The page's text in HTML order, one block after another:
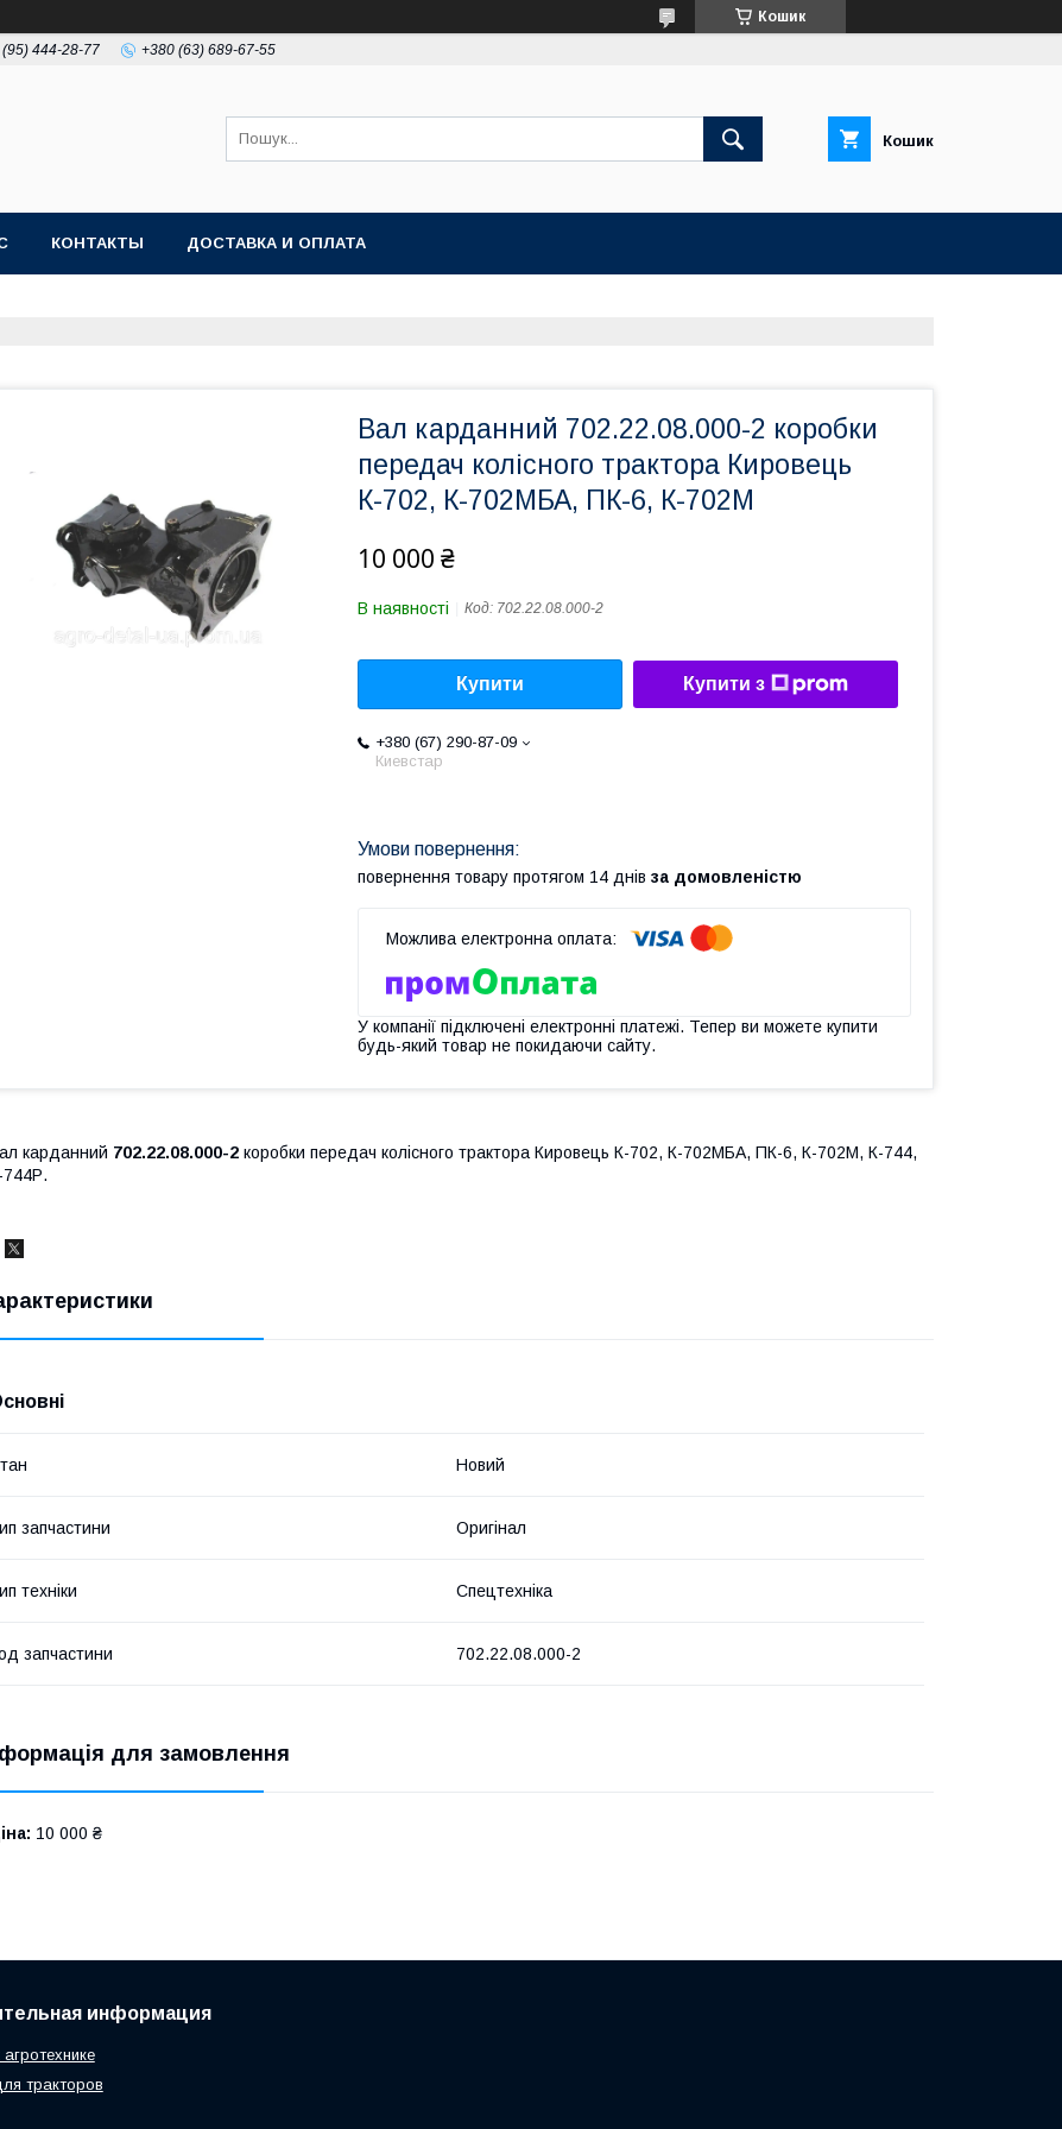
Кошик
444-28-77 +380 (63) 689-67-55
Кошик
КОНТАКТЫ ДОСТАВКА И ОПЛАТА
Вал карданний 702.22.08.000-2 коробки
передач колісного трактора Кировець
К-702, К-702МБА, ПК-6, К-702М
10 000 ₴
В наявності Код: 702.22.08.000-2
Купити Купити з
+380 (67) 290-87-09
Киевстар
повернення товару протягом 14 днів за домовленістю
У компанії підключені електронні платежі. Тепер ви можете купити
будь-який товар не покидаючи сайту.
карданний 702.22.08.000-2 коробки передач колісного трактора Кировець К-702, К-702МБА, ПК-6, К-702М, К-744,
744Р.
Новий
запчастини Оригінал
техніки Спецтехніка
запчастини 702.22.08.000-2
для замовлення
10 000 ₴
информация
тракторов